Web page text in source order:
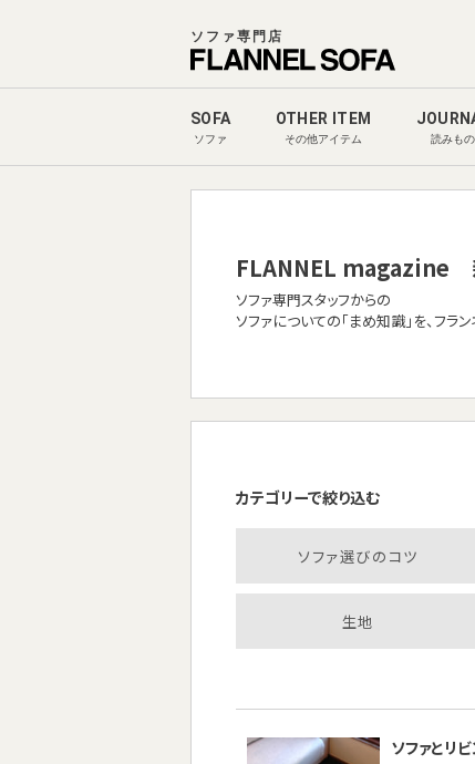
ソファ専門店
SOFA
ソファ
OTHER ITEM
その他アイテム 読みもの
FLANNEL magazine
ソファ専門スタッフからの
ソファについての「まめ知識」を、フラ
カテゴリーで絞り込む
ソファ選びのコツ
生地
ソファとリ